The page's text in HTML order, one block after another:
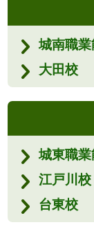
城南職業
大田校
城東職業
江戸川校
台東校